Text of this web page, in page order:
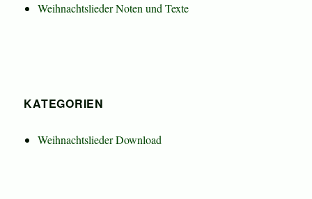
Weihnachtslieder Noten und Texte
KATEGORIEN
Weihnachtslieder Download